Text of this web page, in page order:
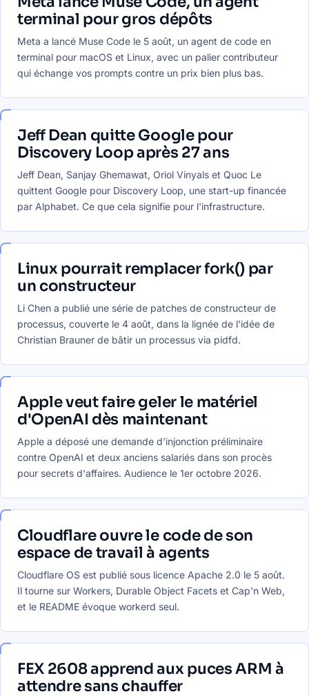
terminal pour gros dépôts
Meta a lancé Muse Code le 5 août, un agent de code en
terminal pour macOS et Linux, avec un palier contributeur
qui échange vos prompts contre un prix bien plus bas.
Jeff Dean quitte Google pour
Discovery Loop après 27 ans
Jeff Dean, Sanjay Ghemawat, Oriol Vinyals et Quoc Le
quittent Google pour Discovery Loop, une start-up financée
par Alphabet. Ce que cela signifie pour l'infrastructure.
Linux pourrait remplacer fork() par
un constructeur
Li Chen a publié une série de patches de constructeur de
processus, couverte le 4 août, dans la lignée de l'idée de
Christian Brauner de bâtir un processus via pidfd.
Apple veut faire geler le matériel
d'OpenAI dès maintenant
Apple a déposé une demande d'injonction préliminaire
contre OpenAI et deux anciens salariés dans son procès
pour secrets d'affaires. Audience le 1er octobre 2026.
Cloudflare ouvre le code de son
espace de travail à agents
Cloudflare OS est publié sous licence Apache 2.0 le 5 août.
Il tourne sur Workers, Durable Object Facets et Cap'n Web,
et le README évoque workerd seul.
FEX 2608 apprend aux puces ARM à
attendre sans chauffer